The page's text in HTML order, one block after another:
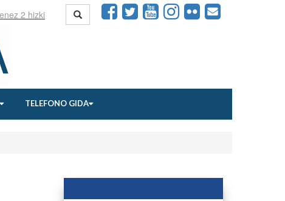
TELEFONO GIDA